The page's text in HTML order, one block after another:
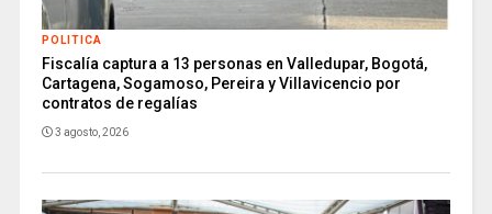
POLITICA
Fiscalía captura a 13 personas en Valledupar, Bogotá,
Cartagena, Sogamoso, Pereira y Villavicencio por
contratos de regalías
3 agosto, 2026